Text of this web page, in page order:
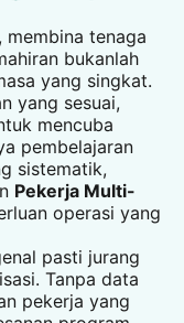
membina tenaga
bukanlah
yang singkat.
yang sesuai,
mencuba
pembelajaran
sistematik,
Pekerja Multi-
operasi yang
pasti jurang
Tanpa data
pekerja yang